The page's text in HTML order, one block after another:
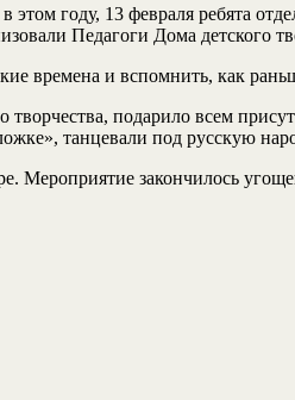
этом году, 13 февраля ребята
Педагоги Дома детского
времена и вспомнить, как
творчества, подарило всем
танцевали под русскую
Мероприятие закончилось